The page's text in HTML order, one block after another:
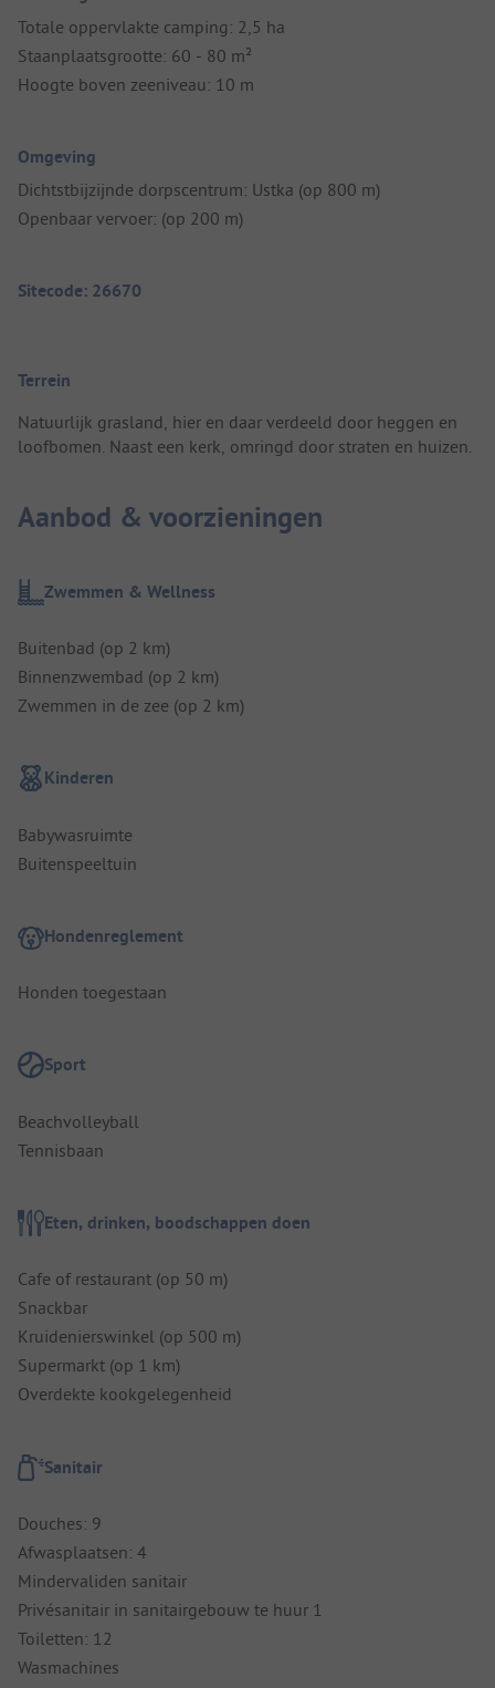
Totale oppervlakte camping: 2,5 ha
Staanplaatsgrootte: 60 - 80 m²
Hoogte boven zeeniveau: 10 m
Omgeving
Dichtstbijzijnde dorpscentrum: Ustka (op 800 m)
Openbaar vervoer: (op 200 m)
Sitecode: 26670
Terrein
Natuurlijk grasland, hier en daar verdeeld door heggen en
loofbomen. Naast een kerk, omringd door straten en huizen.
Aanbod & voorzieningen
Zwemmen & Wellness
Buitenbad (op 2 km)
Binnenzwembad (op 2 km)
Zwemmen in de zee (op 2 km)
Kinderen
Babywasruimte
Buitenspeeltuin
Hondenreglement
Honden toegestaan
Sport
Beachvolleyball
Tennisbaan
Eten, drinken, boodschappen doen
Cafe of restaurant (op 50 m)
Snackbar
Kruidenierswinkel (op 500 m)
Supermarkt (op 1 km)
Overdekte kookgelegenheid
Sanitair
Douches: 9
Afwasplaatsen: 4
Mindervaliden sanitair
Privésanitair in sanitairgebouw te huur 1
Toiletten: 12
Wasmachines